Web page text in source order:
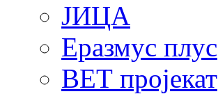
ЈИЦА
Еразмус плус
ВЕТ пројекат